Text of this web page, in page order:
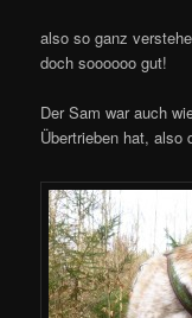
also so ganz
doch soooooo gut!
Der Sam war auch
Übertrieben hat, also